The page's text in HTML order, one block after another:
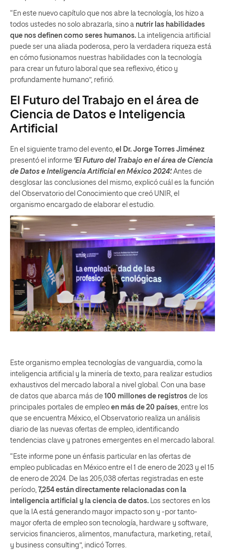
“En este nuevo capítulo que nos abre la tecnología, los hizo a
todos ustedes no solo abrazarla, sino a nutrir las habilidades
que nos definen como seres humanos. La inteligencia artificial
puede ser una aliada poderosa, pero la verdadera riqueza está
en cómo fusionamos nuestras habilidades con la tecnología
para crear un futuro laboral que sea reflexivo, ético y
profundamente humano”, refirió.
El Futuro del Trabajo en el área de
Ciencia de Datos e Inteligencia
Artificial
En el siguiente tramo del evento, el Dr. Jorge Torres Jiménez
presentó el informe ‘El Futuro del Trabajo en el área de Ciencia
de Datos e Inteligencia Artificial en México 2024’. Antes de
desglosar las conclusiones del mismo, explicó cuál es la función
del Observatorio del Conocimiento que creó UNIR, el
organismo encargado de elaborar el estudio.
Este organismo emplea tecnologías de vanguardia, como la
inteligencia artificial y la minería de texto, para realizar estudios
exhaustivos del mercado laboral a nivel global. Con una base
de datos que abarca más de 100 millones de registros de los
principales portales de empleo en más de 20 países , entre los
que se encuentra México, el Observatorio realiza un análisis
diario de las nuevas ofertas de empleo, identificando
tendencias clave y patrones emergentes en el mercado laboral.
“Este informe pone un énfasis particular en las ofertas de
empleo publicadas en México entre el 1 de enero de 2023 y el 15
de enero de 2024. De las 205,038 ofertas registradas en este
período, 7,254 están directamente relacionadas con la
inteligencia artificial y la ciencia de datos. Los sectores en los
que la IA está generando mayor impacto son y -por tanto-
mayor oferta de empleo son tecnología, hardware y software,
servicios financieros, alimentos, manufactura, marketing, retail,
y business consulting”, indicó Torres.